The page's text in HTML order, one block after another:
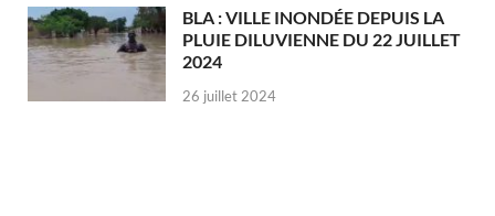
BLA : VILLE INONDÉE DEPUIS LA
PLUIE DILUVIENNE DU 22 JUILLET
2024
26 juillet 2024